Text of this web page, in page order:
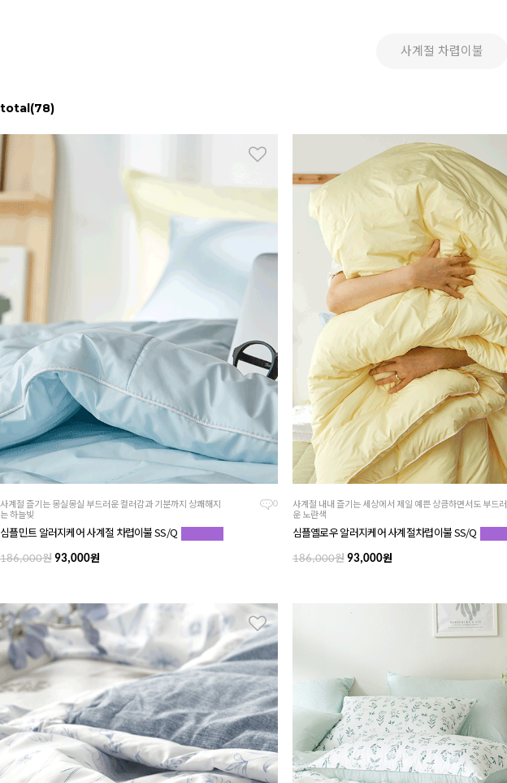
사계절 차렵이불
total(78)
0
사계절 즐기는 몽실몽실 부드러운 컬러감과 기분까지 상쾌해지
는 하늘빛
심플민트 알러지케어 사계절 차렵이불 SS/Q
186,000원 93,000원
사계절 내내 즐기는 세상에서 제일 예쁜 상큼하면서도 부드러
운 노란색
심플옐로우 알러지케어 사계절차렵이불 SS/Q
186,000원93,000원